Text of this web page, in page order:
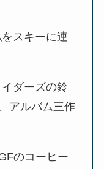
スキーに連
ダーズの鈴
アルバム三作
のコーヒー